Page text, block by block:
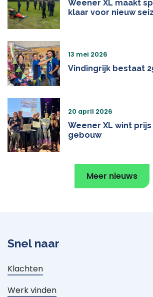
Weener XL maakt
klaar voor nieuw
Vindingrijk bestaat
13 mei 2026
Weener XL wint
gebouw
20 april 2026
Meer nieuws
Snel naar
Klachten
Werk vinden